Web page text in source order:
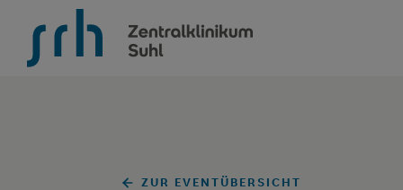
ZUR EVENTÜBERSICHT